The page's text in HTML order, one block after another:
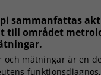
sammanfattas
till området
och mätningar är en